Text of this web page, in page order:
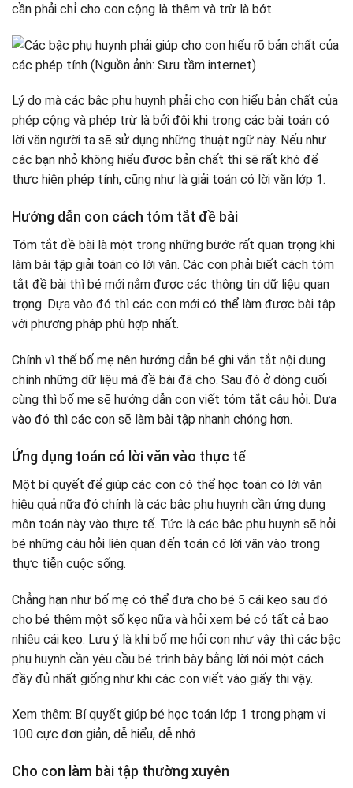
cần phải chỉ cho con cộng là thêm và trừ là bớt.
Lý do mà các bậc phụ huynh phải cho con hiểu bản chất của
phép cộng và phép trừ là bởi đôi khi trong các bài toán có
lời văn người ta sẽ sử dụng những thuật ngữ này. Nếu như
các bạn nhỏ không hiểu được bản chất thì sẽ rất khó để
thực hiện phép tính, cũng như là giải toán có lời văn lớp 1.
Hướng dẫn con cách tóm tắt đề bài
Tóm tắt đề bài là một trong những bước rất quan trọng khi
làm bài tập giải toán có lời văn. Các con phải biết cách tóm
tắt đề bài thì bé mới nắm được các thông tin dữ liệu quan
trọng. Dựa vào đó thì các con mới có thể làm được bài tập
với phương pháp phù hợp nhất.
Chính vì thế bố mẹ nên hướng dẫn bé ghi vắn tắt nội dung
chính những dữ liệu mà đề bài đã cho. Sau đó ở dòng cuối
cùng thì bố mẹ sẽ hướng dẫn con viết tóm tắt câu hỏi. Dựa
vào đó thì các con sẽ làm bài tập nhanh chóng hơn.
Ứng dụng toán có lời văn vào thực tế
Một bí quyết để giúp các con có thể học toán có lời văn
hiệu quả nữa đó chính là các bậc phụ huynh cần ứng dụng
môn toán này vào thực tế. Tức là các bậc phụ huynh sẽ hỏi
bé những câu hỏi liên quan đến toán có lời văn vào trong
thực tiễn cuộc sống.
Chẳng hạn như bố mẹ có thể đưa cho bé 5 cái kẹo sau đó
cho bé thêm một số kẹo nữa và hỏi xem bé có tất cả bao
nhiêu cái kẹo. Lưu ý là khi bố mẹ hỏi con như vậy thì các bậc
phụ huynh cần yêu cầu bé trình bày bằng lời nói một cách
đầy đủ nhất giống như khi các con viết vào giấy thi vậy.
Xem thêm: Bí quyết giúp bé học toán lớp 1 trong phạm vi
100 cực đơn giản, dễ hiểu, dễ nhớ
Cho con làm bài tập thường xuyên